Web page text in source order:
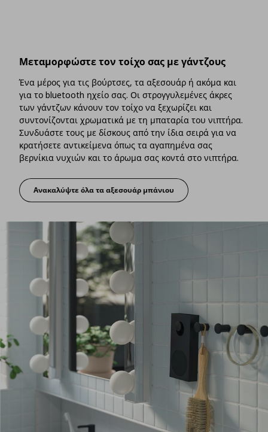
Μεταμορφώστε τον τοίχο σας με γάντζους
Ένα μέρος για τις βούρτσες, τα αξεσουάρ ή ακόμα και
για το bluetooth ηχείο σας. Οι στρογγυλεμένες άκρες
των γάντζων κάνουν τον τοίχο να ξεχωρίζει και
συντονίζονται χρωματικά με τη μπαταρία του νιπτήρα.
Συνδυάστε τους με δίσκους από την ίδια σειρά για να
κρατήσετε αντικείμενα όπως τα αγαπημένα σας
βερνίκια νυχιών και το άρωμα σας κοντά στο νιπτήρα.
Μεταμορφώστε τον τοίχο σας με γάντζους
Ανακαλύψτε όλα τα αξεσουάρ μπάνιου